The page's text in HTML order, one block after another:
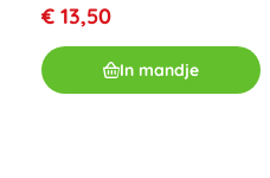
€ 13,50
In mandje